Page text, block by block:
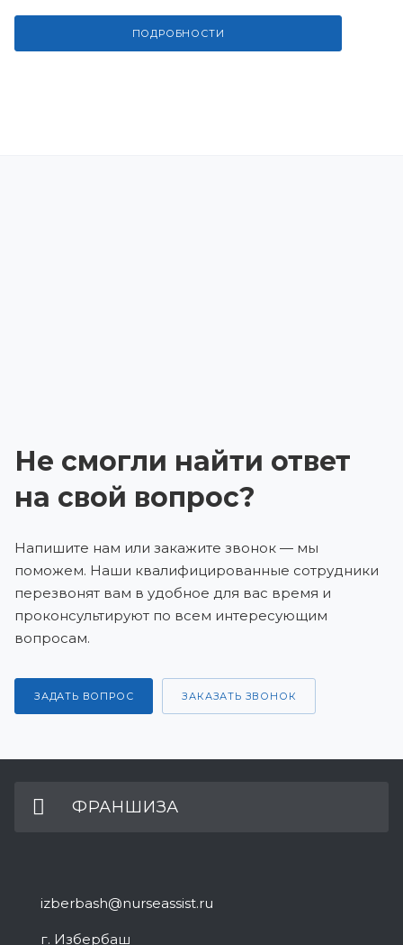
ПОДРОБНОСТИ
Не смогли найти ответ
на свой вопрос?
Напишите нам или закажите звонок — мы
поможем. Наши квалифицированные сотрудники
перезвонят вам в удобное для вас время и
проконсультируют по всем интересующим
вопросам.
ЗАДАТЬ ВОПРОС ЗАКАЗАТЬ ЗВОНОК
ФРАНШИЗА
izberbash@nurseassist.ru
г. Избербаш